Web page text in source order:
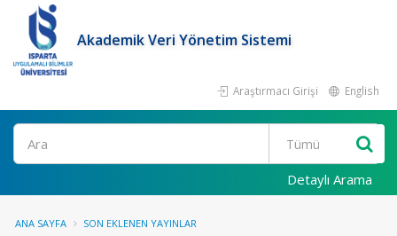
Akademik Veri Yönetim Sistemi
Araştırmacı Girişi English
Ara
Detaylı Arama
ANA SAYFA SON EKLENEN YAYINLAR